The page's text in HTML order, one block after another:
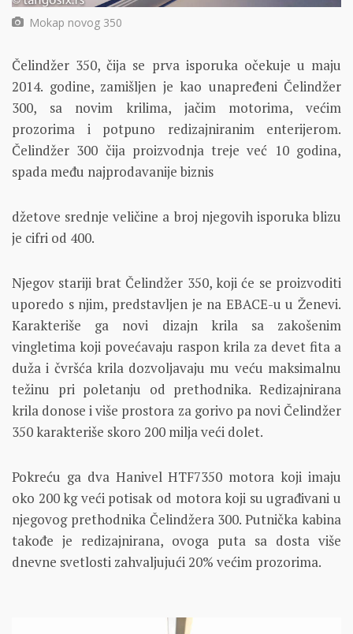
Mokap novog 350
Čelindžer 350, čija se prva isporuka očekuje u maju
2014. godine, zamišljen je kao unapređeni Čelindžer
300, sa novim krilima, jačim motorima, većim
prozorima i potpuno redizajniranim enterijerom.
Čelindžer 300 čija proizvodnja treje već 10 godina,
spada među najprodavanije biznis
džetove srednje veličine a broj njegovih isporuka blizu
je cifri od 400.
Njegov stariji brat Čelindžer 350, koji će se proizvoditi
uporedo s njim, predstavljen je na EBACE-u u Ženevi.
Karakteriše ga novi dizajn krila sa zakošenim
vingletima koji povećavaju raspon krila za devet fita a
duža i čvršća krila dozvoljavaju mu veću maksimalnu
težinu pri poletanju od prethodnika. Redizajnirana
krila donose i više prostora za gorivo pa novi Čelindžer
350 karakteriše skoro 200 milja veći dolet.
Pokreću ga dva Hanivel HTF7350 motora koji imaju
oko 200 kg veći potisak od motora koji su ugrađivani u
njegovog prethodnika Čelindžera 300. Putnička kabina
takođe je redizajnirana, ovoga puta sa dosta više
dnevne svetlosti zahvaljujući 20% većim prozorima.